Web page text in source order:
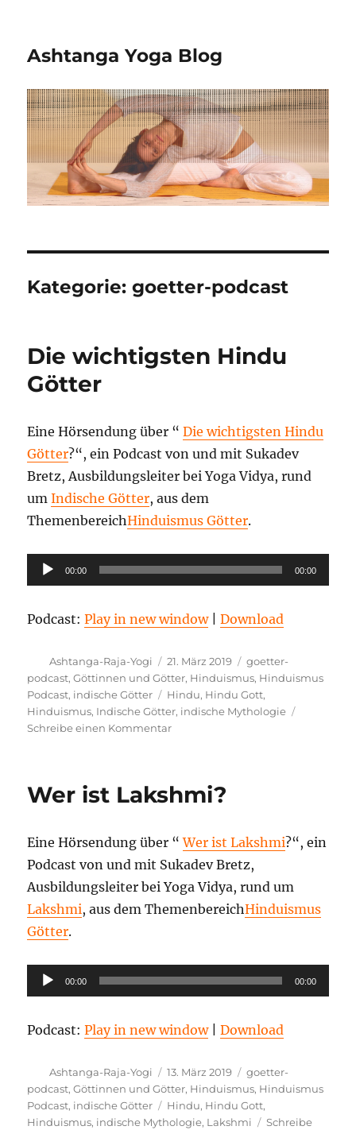
Ashtanga Yoga Blog
Kategorie:goetter-podcast
Die wichtigsten Hindu
Götter
Eine Hörsendung über “Die wichtigsten Hindu
Götter?“, ein Podcast von und mit Sukadev
Bretz, Ausbildungsleiter bei Yoga Vidya, rund
umIndische Götter, aus dem
ThemenbereichHinduismus Götter.
Audio-
Player
00:00 00:00
Podcast:Play in new window|Download
Autor
Ashtanga-Raja-Yogi
Veröffentlicht
am
21. März 2019 Kategorien
goetter-
podcast,Göttinnen und Götter, Hinduismus, Hinduismus
Podcast, indische Götter Schlagwörter
Hindu, Hindu Gott,
Hinduismus, Indische Götter, indische Mythologie
Schreibe einen Kommentarzu
Götter
Wer ist Lakshmi?
Eine Hörsendung über “Wer ist Lakshmi?“, ein
Podcast von und mit Sukadev Bretz,
Ausbildungsleiter bei Yoga Vidya, rund um
Lakshmi, aus dem ThemenbereichHinduismus
Götter.
Audio-
Player
00:00 00:00
Podcast:Play in new window|Download
Autor
Ashtanga-Raja-Yogi
Veröffentlicht
am
13. März 2019 Kategorien
goetter-
podcast,Göttinnen und Götter, Hinduismus, Hinduismus
Podcast, indische Götter Schlagwörter
Hindu, Hindu Gott,
Hinduismus, indische Mythologie, Lakshmi
Schreibe